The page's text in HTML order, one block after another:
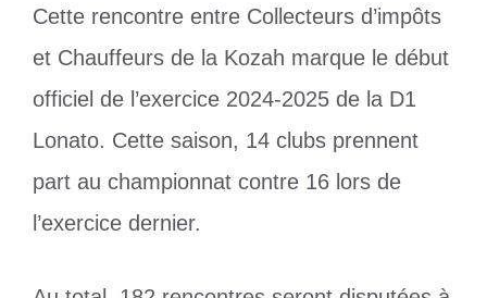
Cette rencontre entre Collecteurs d’impôts
et Chauffeurs de la Kozah marque le début
officiel de l’exercice 2024-2025 de la D1
Lonato. Cette saison, 14 clubs prennent
part au championnat contre 16 lors de
l’exercice dernier.